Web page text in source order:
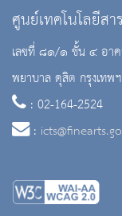
ศูนย์เทคโนโลยีส
เลขที่ ๘๑/๑ ชั้น ๔ อาค
พยาบาล ดุสิต กรุงเท
: 02-164-2524
: